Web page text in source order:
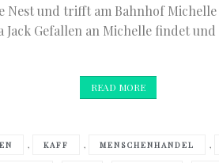
Nest und trifft am Bahnhof
Jack Gefallen an Michelle findet
READ MORE
, KAFF , MENSCHENHANDEL ,